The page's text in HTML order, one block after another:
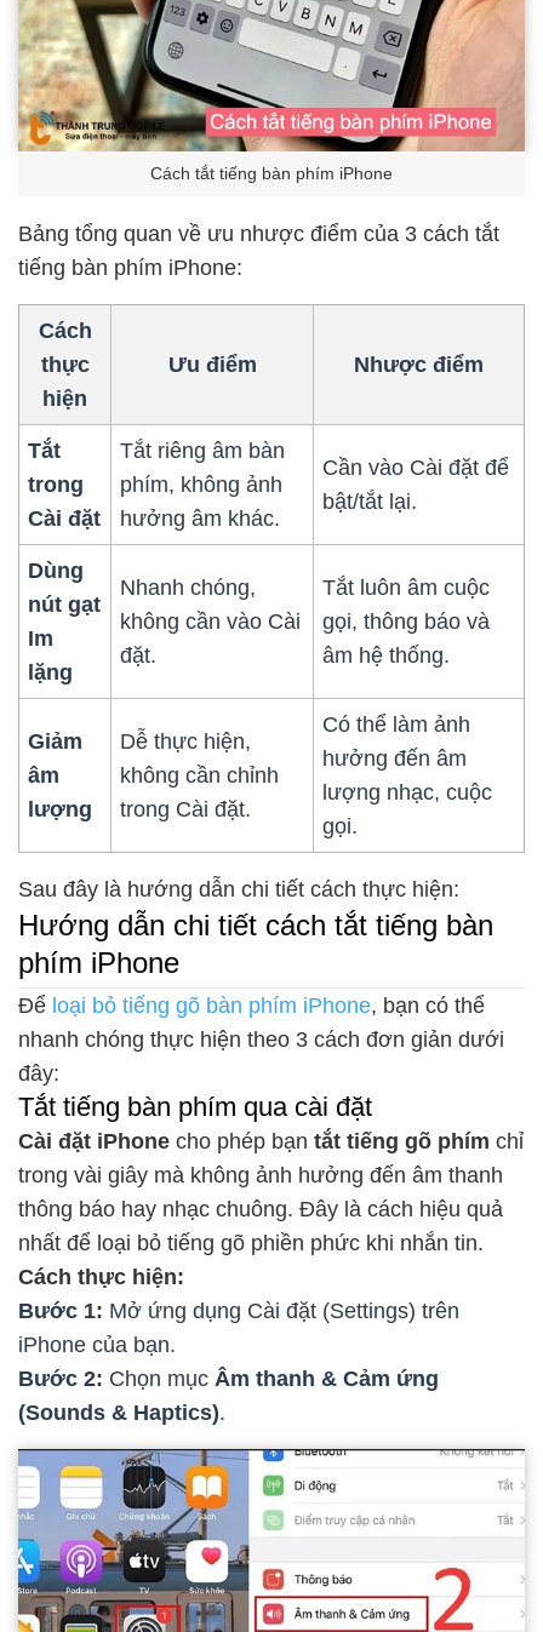
Cách tắt tiếng bàn phím iPhone
Bảng tổng quan về ưu nhược điểm của 3 cách tắt
tiếng bàn phím iPhone:
Cách
thực
hiện
Ưu điểm Nhược điểm
Tắt
trong
Cài đặt
Tắt riêng âm bàn
phím, không ảnh
hưởng âm khác.
Cần vào Cài đặt để
bật/tắt lại.
Dùng
nút gạt
Im
lặng
Nhanh chóng,
không cần vào Cài
đặt.
Tắt luôn âm cuộc
gọi, thông báo và
âm hệ thống.
Giảm
âm
lượng
Dễ thực hiện,
không cần chỉnh
trong Cài đặt.
Có thể làm ảnh
hưởng đến âm
lượng nhạc, cuộc
gọi.
Sau đây là hướng dẫn chi tiết cách thực hiện:
Hướng dẫn chi tiết cách tắt tiếng bàn
phím iPhone
Để loại bỏ tiếng gõ bàn phím iPhone, bạn có thể
nhanh chóng thực hiện theo 3 cách đơn giản dưới
đây:
Tắt tiếng bàn phím qua cài đặt
Cài đặt iPhone cho phép bạn tắt tiếng gõ phím chỉ
trong vài giây mà không ảnh hưởng đến âm thanh
thông báo hay nhạc chuông. Đây là cách hiệu quả
nhất để loại bỏ tiếng gõ phiền phức khi nhắn tin.
Cách thực hiện:
Bước 1: Mở ứng dụng Cài đặt (Settings) trên
iPhone của bạn.
Bước 2: Chọn mục Âm thanh & Cảm ứng
(Sounds & Haptics).